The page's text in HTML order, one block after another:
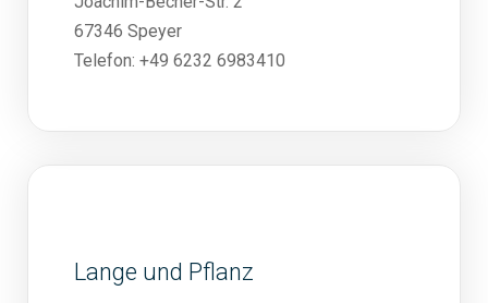
67346 Speyer
Telefon: +49 6232 6983410
Lange und Pflanz